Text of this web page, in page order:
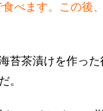
べます。この後
苔茶漬けを作った
。